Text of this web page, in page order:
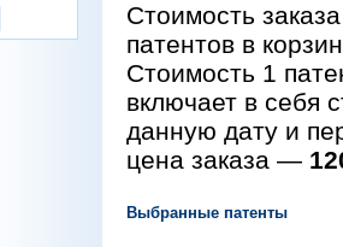
Стоимость
патентов в
Стоимость 1
включает в себя
данную дату и
цена заказа —
Выбранные патенты